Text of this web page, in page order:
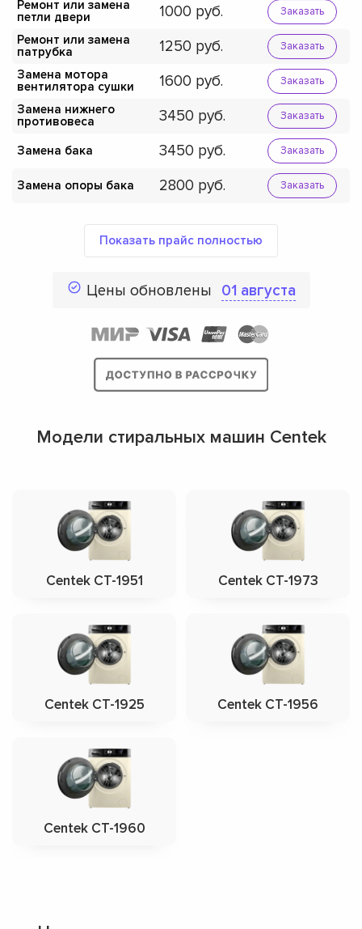
Ремонт или замена
петли двери
1000 Заказать
Ремонт или замена
патрубка
1250 Заказать
Замена мотора
вентилятора сушки
1600 Заказать
Замена нижнего
противовеса
3450 Заказать
Замена бака 3450 Заказать
Замена опоры бака 2800 Заказать
Показать прайс полностью
Цены обновлены 01 августа
Модели стиральных машин Centek
Centek CT-1951 Centek CT-1973
Centek CT-1925 Centek CT-1956
Centek CT-1960